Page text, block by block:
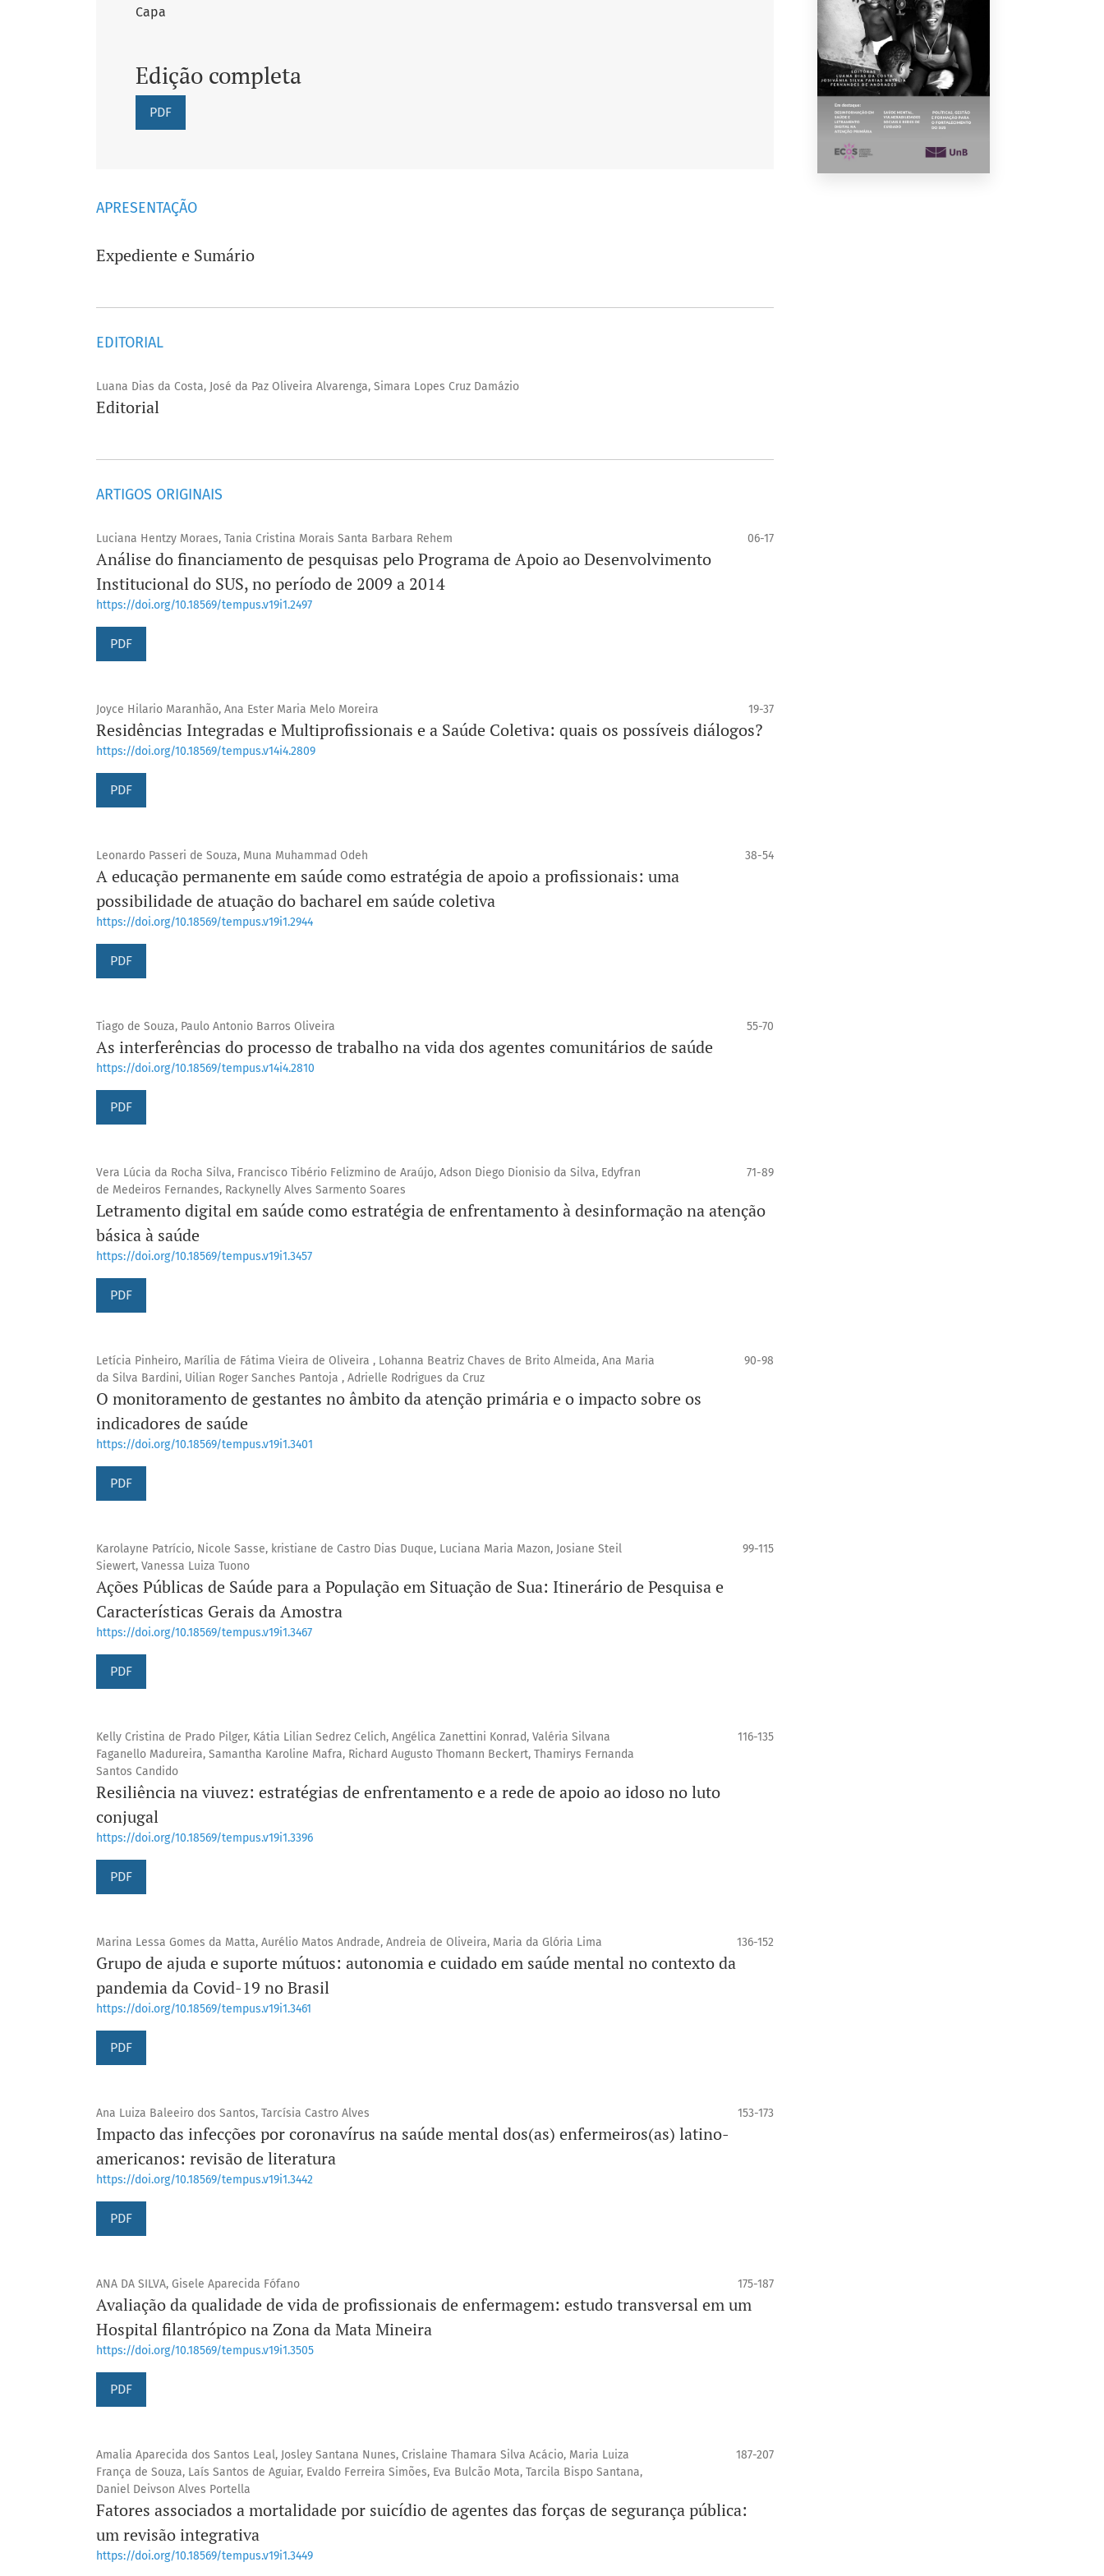
Capa
Edição completa
PDF
APRESENTAÇÃO
Expediente e Sumário
EDITORIAL
Luana Dias da Costa, José da Paz Oliveira Alvarenga, Simara Lopes Cruz Damázio
Editorial
ARTIGOS ORIGINAIS
Luciana Hentzy Moraes, Tania Cristina Morais Santa Barbara Rehem 06-17
Análise do financiamento de pesquisas pelo Programa de Apoio ao Desenvolvimento
Institucional do SUS, no período de 2009 a 2014
https://doi.org/10.18569/tempus.v19i1.2497
PDF
Joyce Hilario Maranhão, Ana Ester Maria Melo Moreira 19-37
Residências Integradas e Multiprofissionais e a Saúde Coletiva: quais os possíveis diálogos?
https://doi.org/10.18569/tempus.v14i4.2809
PDF
Leonardo Passeri de Souza, Muna Muhammad Odeh 38-54
A educação permanente em saúde como estratégia de apoio a profissionais: uma
possibilidade de atuação do bacharel em saúde coletiva
https://doi.org/10.18569/tempus.v19i1.2944
PDF
Tiago de Souza, Paulo Antonio Barros Oliveira 55-70
As interferências do processo de trabalho na vida dos agentes comunitários de saúde
https://doi.org/10.18569/tempus.v14i4.2810
PDF
Vera Lúcia da Rocha Silva, Francisco Tibério Felizmino de Araújo, Adson Diego Dionisio da Silva, Edyfran
de Medeiros Fernandes, Rackynelly Alves Sarmento Soares
71-89
Letramento digital em saúde como estratégia de enfrentamento à desinformação na atenção
básica à saúde
https://doi.org/10.18569/tempus.v19i1.3457
PDF
Letícia Pinheiro, Marília de Fátima Vieira de Oliveira , Lohanna Beatriz Chaves de Brito Almeida, Ana Maria
da Silva Bardini, Uilian Roger Sanches Pantoja , Adrielle Rodrigues da Cruz
90-98
O monitoramento de gestantes no âmbito da atenção primária e o impacto sobre os
indicadores de saúde
https://doi.org/10.18569/tempus.v19i1.3401
PDF
Karolayne Patrício, Nicole Sasse, kristiane de Castro Dias Duque, Luciana Maria Mazon, Josiane Steil
Siewert, Vanessa Luiza Tuono
99-115
Ações Públicas de Saúde para a População em Situação de Sua: Itinerário de Pesquisa e
Características Gerais da Amostra
https://doi.org/10.18569/tempus.v19i1.3467
PDF
Kelly Cristina de Prado Pilger, Kátia Lilian Sedrez Celich, Angélica Zanettini Konrad, Valéria Silvana
Faganello Madureira, Samantha Karoline Mafra, Richard Augusto Thomann Beckert, Thamirys Fernanda
Santos Candido
116-135
Resiliência na viuvez: estratégias de enfrentamento e a rede de apoio ao idoso no luto
conjugal
https://doi.org/10.18569/tempus.v19i1.3396
PDF
Marina Lessa Gomes da Matta, Aurélio Matos Andrade, Andreia de Oliveira, Maria da Glória Lima 136-152
Grupo de ajuda e suporte mútuos: autonomia e cuidado em saúde mental no contexto da
pandemia da Covid-19 no Brasil
https://doi.org/10.18569/tempus.v19i1.3461
PDF
Ana Luiza Baleeiro dos Santos, Tarcísia Castro Alves 153-173
Impacto das infecções por coronavírus na saúde mental dos(as) enfermeiros(as) latino-
americanos: revisão de literatura
https://doi.org/10.18569/tempus.v19i1.3442
PDF
ANA DA SILVA, Gisele Aparecida Fófano 175-187
Avaliação da qualidade de vida de profissionais de enfermagem: estudo transversal em um
Hospital filantrópico na Zona da Mata Mineira
https://doi.org/10.18569/tempus.v19i1.3505
PDF
Amalia Aparecida dos Santos Leal, Josley Santana Nunes, Crislaine Thamara Silva Acácio, Maria Luiza
França de Souza, Laís Santos de Aguiar, Evaldo Ferreira Simões, Eva Bulcão Mota, Tarcila Bispo Santana,
Daniel Deivson Alves Portella
187-207
Fatores associados a mortalidade por suicídio de agentes das forças de segurança pública:
um revisão integrativa
https://doi.org/10.18569/tempus.v19i1.3449